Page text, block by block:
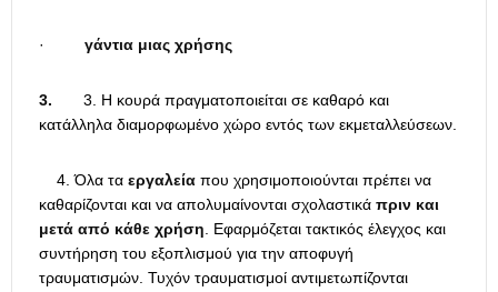
· γάντια μιας χρήσης
3. 3. Η κουρά πραγματοποιείται σε καθαρό και
κατάλληλα διαμορφωμένο χώρο εντός των εκμεταλλεύσεων.
4. Όλα τα εργαλεία που χρησιμοποιούνται πρέπει να
καθαρίζονται και να απολυμαίνονται σχολαστικά πριν και
μετά από κάθε χρήση. Εφαρμόζεται τακτικός έλεγχος και
συντήρηση του εξοπλισμού για την αποφυγή
τραυματισμών. Τυχόν τραυματισμοί αντιμετωπίζονται